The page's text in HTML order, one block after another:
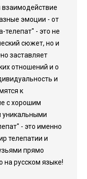
эмоции - от
телепат" - это не
сюжет, но и
заставляет
отношений и о
и
к
с хорошим
уникальными
- это именно
телепатии и
прямо
на русском языке!